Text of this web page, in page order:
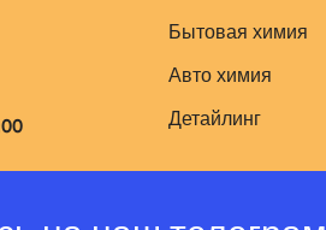
Бытовая химия
Авто химия
Детайлинг